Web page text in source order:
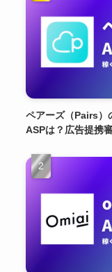
ペアーズ（Pairs）
ASPは？広告提携